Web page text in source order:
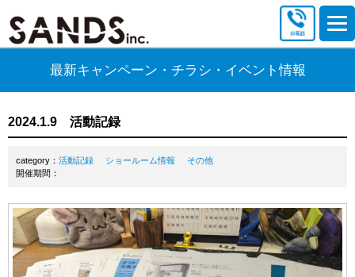
最新キャンペーン・チラシ・イベント情報
2024.1.9 活動記録
category： 活動記録 ショールーム情報
その他
開催期間：